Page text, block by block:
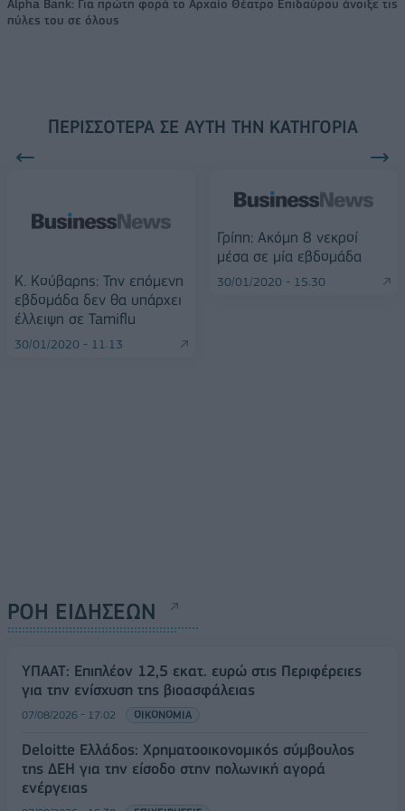
Alpha Bank: Για πρώτη φορά το Αρχαίο Θέατρο Επιδαύρου άνοιξε τις
πύλες του σε όλους
ΠΕΡΙΣΣΌΤΕΡΑ ΣΕ ΑΥΤΉ ΤΗΝ ΚΑΤΗΓΟΡΊΑ
K. Kούβαρης: Την επόμενη
εβδομάδα δεν θα υπάρχει
έλλειψη σε Tamiflu
30/01/2020 - 11:13
Γρίπη: Ακόμη 8 νεκροί
μέσα σε μία εβδομάδα
30/01/2020 - 15:30
ΡΟΗ ΕΙΔΗΣΕΩΝ
ΥΠΑΑΤ: Επιπλέον 12,5 εκατ. ευρώ στις Περιφέρειες
για την ενίσχυση της βιοασφάλειας
07/08/2026 - 17:02 ΟΙΚΟΝΟΜΙΑ
Deloitte Ελλάδος: Χρηματοοικονομικός σύμβουλος
της ΔΕΗ για την είσοδο στην πολωνική αγορά
ενέργειας